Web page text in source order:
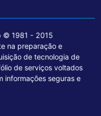
© 1981 - 2015
na preparação e
de tecnologia de
de serviços voltados
informações seguras e